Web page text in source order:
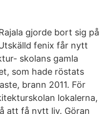
gjorde bort sig på
fenix får nytt
skolans gamla
som hade röstats
brann 2011. För
lokalerna,
att få nytt liv. Göran